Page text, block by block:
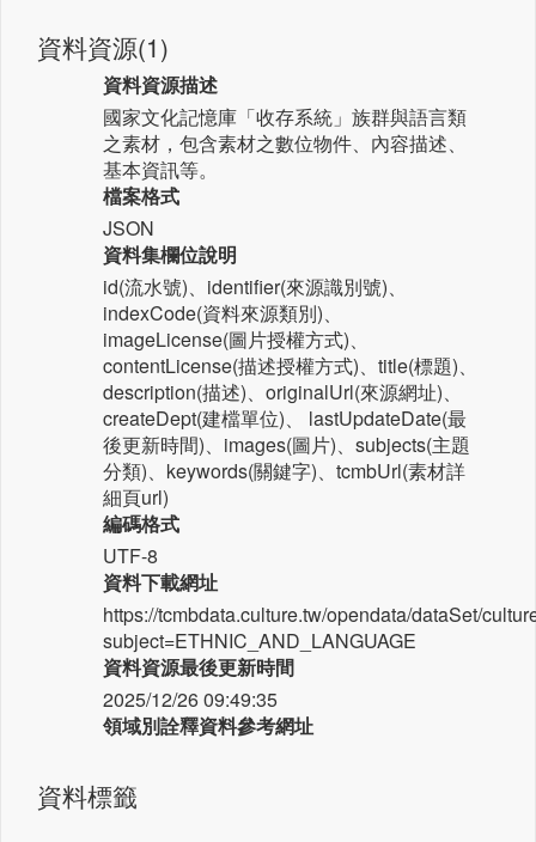
資料資源(1)
資料資源描述
國家文化記憶庫「收存系統」族群與語言類
之素材，包含素材之數位物件、內容描述、
基本資訊等。
檔案格式
JSON
資料集欄位說明
id(流水號)、identifier(來源識別號)、
indexCode(資料來源類別)、
imageLicense(圖片授權方式)、
contentLicense(描述授權方式)、title(標題)、
description(描述)、originalUrl(來源網址)、
createDept(建檔單位)、 lastUpdateDate(最
後更新時間)、images(圖片)、subjects(主題
分類)、keywords(關鍵字)、tcmbUrl(素材詳
細頁url)
編碼格式
UTF-8
資料下載網址
https://tcmbdata.culture.tw/opendata/dataSet/
subject=ETHNIC_AND_LANGUAGE
資料資源最後更新時間
2025/12/26 09:49:35
領域別詮釋資料參考網址
資料標籤